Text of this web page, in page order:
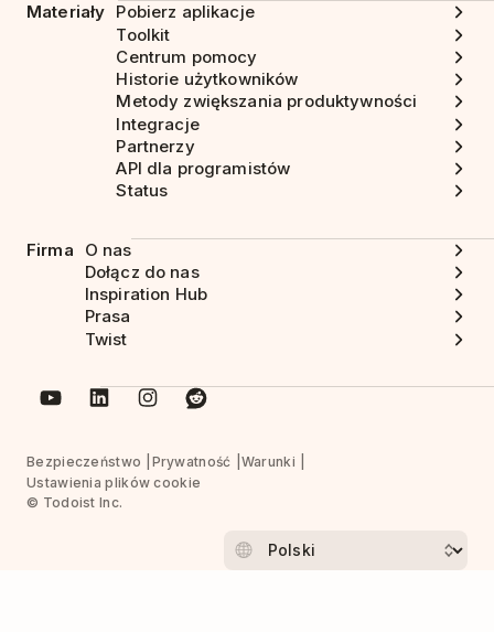
Materiały Pobierz aplikacje
Toolkit
Centrum pomocy
Historie użytkowników
Metody zwiększania produktywności
Integracje
Partnerzy
API dla programistów
Status
Firma
O nas
Dołącz do nas
Inspiration Hub
Prasa
Twist
Bezpieczeństwo Prywatność
Warunki
Ustawienia plików cookie
© Todoist Inc.